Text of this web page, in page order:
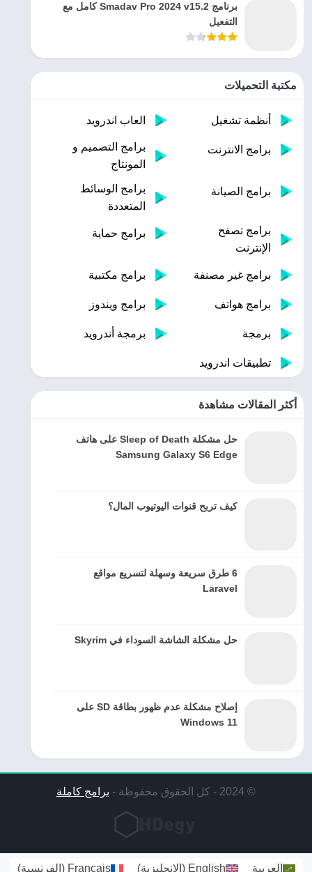
برنامج Smadav Pro 2024 v15.2 كامل مع
التفعيل
مكتبة التحميلات
أنظمة تشغيل العاب اندرويد
برامج الانترنت
برامج التصميم و
المونتاج
برامج الصيانة
برامج الوسائط
المتعددة
برامج تصفح
الإنترنت
برامج حماية
برامج غير مصنفة برامج مكتبية
برامج هواتف برامج ويندوز
برمجة برمجة أندرويد
تطبيقات اندرويد
أكثر المقالات مشاهدة
حل مشكلة Sleep of Death على هاتف
Samsung Galaxy S6 Edge
كيف تربح قنوات اليوتيوب المال؟
6 طرق سريعة وسهلة لتسريع مواقع
Laravel
حل مشكلة الشاشة السوداء في Skyrim
إصلاح مشكلة عدم ظهور بطاقة SD على
Windows 11
© 2024 - كل الحقوق محفوظة - برامج كاملة
العربية English
( الإنجليزية)
Français
( الفرنسية)